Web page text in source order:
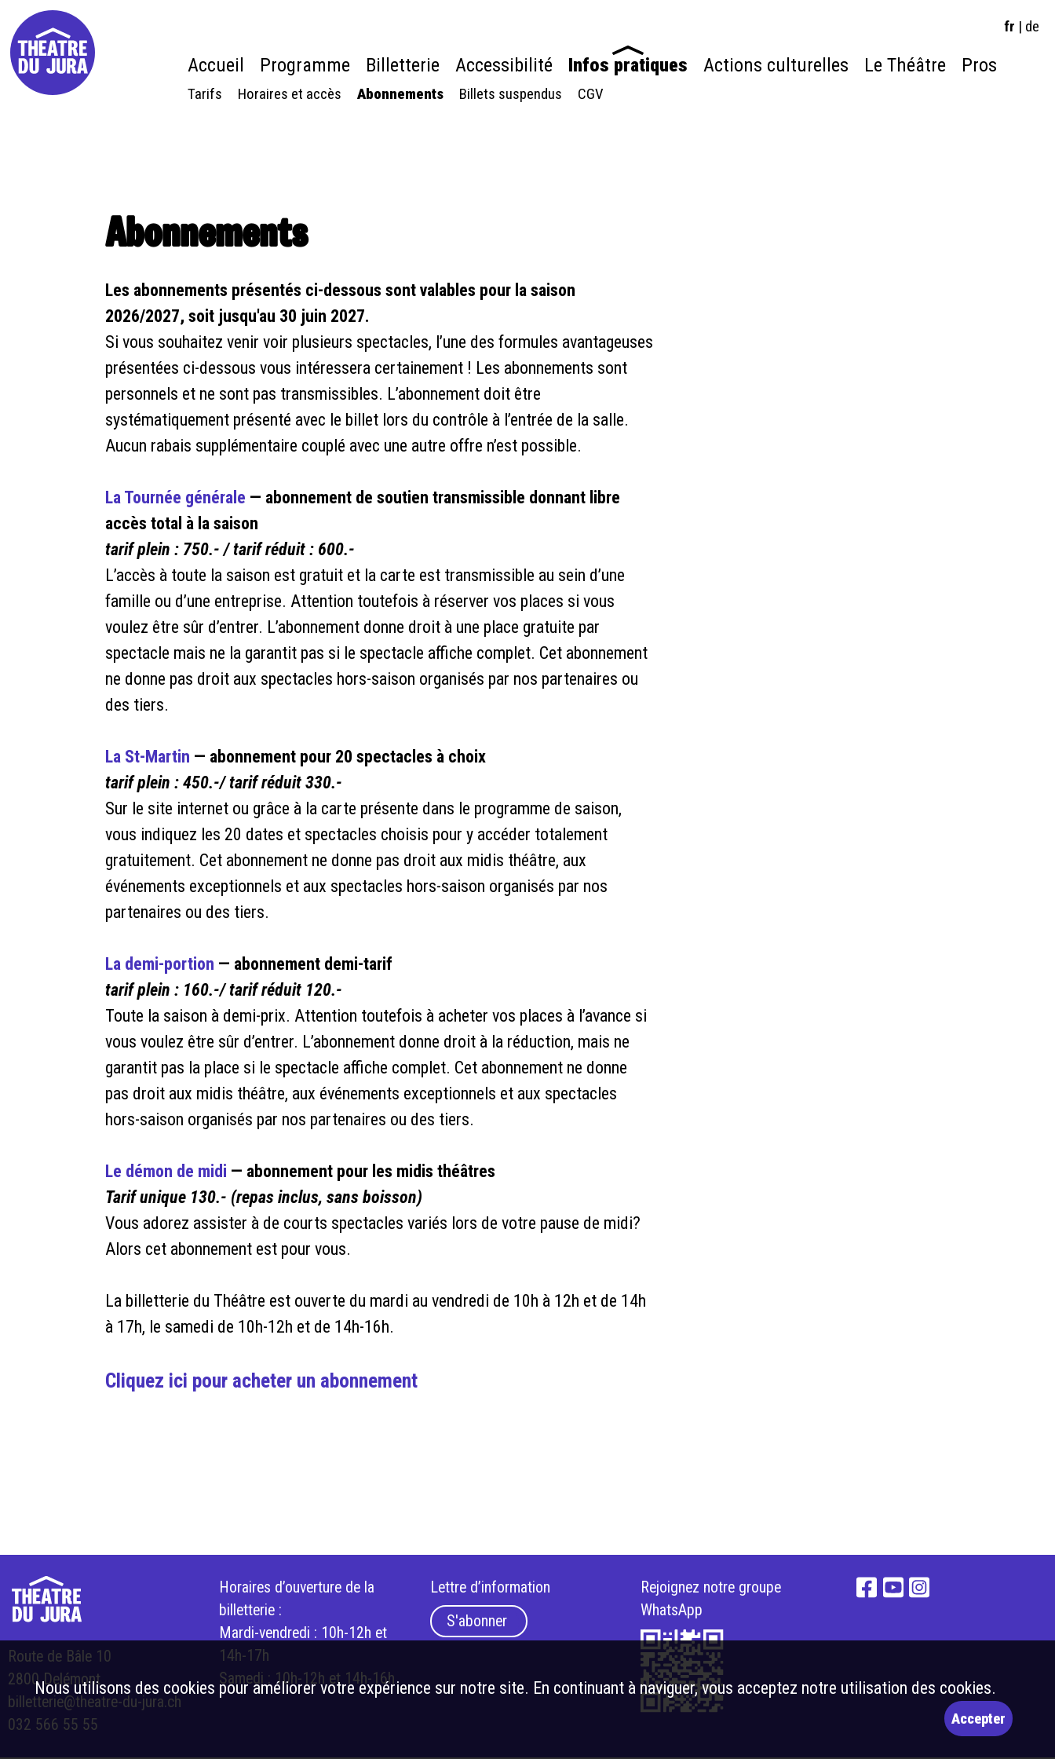
fr | de
Accueil Programme Billetterie Accessibilité Infos pratiques Actions culturelles Le Théâtre Pros
Tarifs Horaires et accès Abonnements Billets suspendus CGV
Abonnements
Les abonnements présentés ci-dessous sont valables pour la saison
2026/2027, soit jusqu'au 30 juin 2027.
Si vous souhaitez venir voir plusieurs spectacles, l’une des formules avantageuses
présentées ci-dessous vous intéressera certainement ! Les abonnements sont
personnels et ne sont pas transmissibles. L’abonnement doit être
systématiquement présenté avec le billet lors du contrôle à l’entrée de la salle.
Aucun rabais supplémentaire couplé avec une autre offre n’est possible.
La Tournée générale — abonnement de soutien transmissible donnant libre
accès total à la saison
tarif plein : 750.- / tarif réduit : 600.-
L’accès à toute la saison est gratuit et la carte est transmissible au sein d’une
famille ou d’une entreprise. Attention toutefois à réserver vos places si vous
voulez être sûr d’entrer. L’abonnement donne droit à une place gratuite par
spectacle mais ne la garantit pas si le spectacle affiche complet. Cet abonnement
ne donne pas droit aux spectacles hors-saison organisés par nos partenaires ou
des tiers.
La St-Martin — abonnement pour 20 spectacles à choix
tarif plein : 450.-/ tarif réduit 330.-
Sur le site internet ou grâce à la carte présente dans le programme de saison,
vous indiquez les 20 dates et spectacles choisis pour y accéder totalement
gratuitement. Cet abonnement ne donne pas droit aux midis théâtre, aux
événements exceptionnels et aux spectacles hors-saison organisés par nos
partenaires ou des tiers.
La demi-portion — abonnement demi-tarif
tarif plein : 160.-/ tarif réduit 120.-
Toute la saison à demi-prix. Attention toutefois à acheter vos places à l’avance si
vous voulez être sûr d’entrer. L’abonnement donne droit à la réduction, mais ne
garantit pas la place si le spectacle affiche complet. Cet abonnement ne donne
pas droit aux midis théâtre, aux événements exceptionnels et aux spectacles
hors-saison organisés par nos partenaires ou des tiers.
Le démon de midi — abonnement pour les midis théâtres
Tarif unique 130.- (repas inclus, sans boisson)
Vous adorez assister à de courts spectacles variés lors de votre pause de midi?
Alors cet abonnement est pour vous.
La billetterie du Théâtre est ouverte du mardi au vendredi de 10h à 12h et de 14h
à 17h, le samedi de 10h-12h et de 14h-16h.
Cliquez ici pour acheter un abonnement
Route de Bâle 10
2800 Delémont
billetterie@theatre-du-jura.ch
032 566 55 55
Horaires d’ouverture de la
billetterie :
Mardi-vendredi : 10h-12h et
14h-17h
Samedi : 10h-12h et 14h-16h
Lettre d’information
S'abonner
Rejoignez notre groupe
WhatsApp
Nous utilisons des cookies pour améliorer votre expérience sur notre site. En continuant à naviguer, vous acceptez notre utilisation des cookies.
Accepter